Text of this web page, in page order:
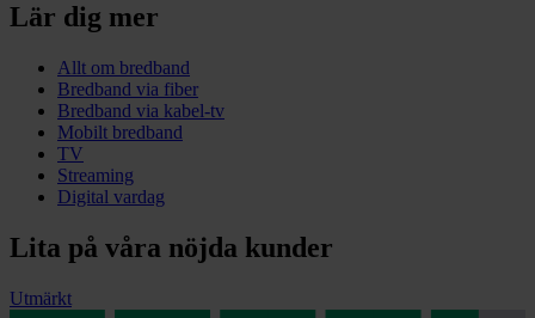
Lär dig mer
Allt om bredband
Bredband via fiber
Bredband via kabel-tv
Mobilt bredband
TV
Streaming
Digital vardag
Lita på våra nöjda kunder
Utmärkt